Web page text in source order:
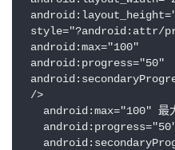
style="?android:attr/
android:max="100"
android:progress="50"
/>
android:max="100" 最
android:progress="50"